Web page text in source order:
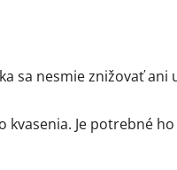
sa nesmie znižovať
Je potrebné